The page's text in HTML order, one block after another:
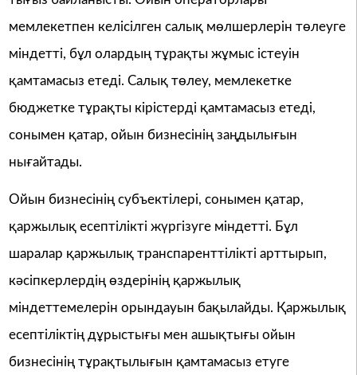
мемлекетпен келісілген салық мөлшерлерін төлеуге
міндетті, бұл олардың тұрақты жұмыс істеуін
қамтамасыз етеді. Салық төлеу, мемлекетке
бюджетке тұрақты кірістерді қамтамасыз етеді,
сонымен қатар, ойын бизнесінің заңдылығын
нығайтады.
Ойын бизнесінің субъектілері, сонымен қатар,
қаржылық есептілікті жүргізуге міндетті. Бұл
шаралар қаржылық транспаренттілікті арттырып,
кәсіпкерлердің өздерінің қаржылық
міндеттемелерін орындауын бақылайды. Қаржылық
есептіліктің дұрыстығы мен ашықтығы ойын
бизнесінің тұрақтылығын қамтамасыз етуге